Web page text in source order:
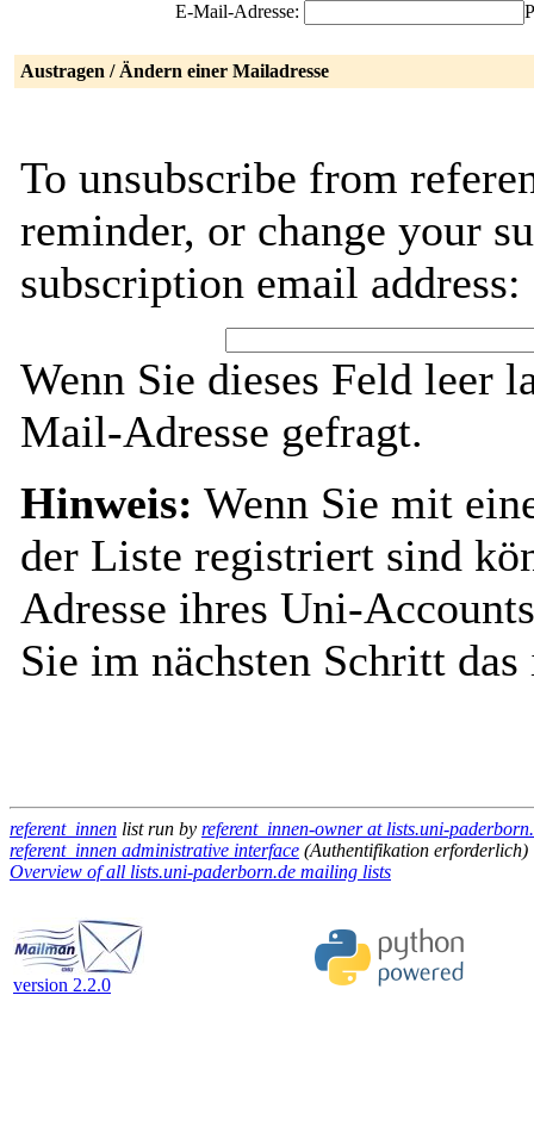
E-Mail-Adresse:
Austragen / Ändern einer Mailadresse
To unsubscribe from
reminder, or change your
subscription email address:
Wenn Sie dieses Feld leer
Mail-Adresse gefragt.
Hinweis: Wenn Sie mit
der Liste registriert sind
Adresse ihres Uni-
Sie im nächsten Schritt
referent_innen list run by referent_innen-owner at lists.uni-
referent_innen administrative interface (Authentifikation erforderlich)
Overview of all lists.uni-paderborn.de mailing lists
version 2.2.0